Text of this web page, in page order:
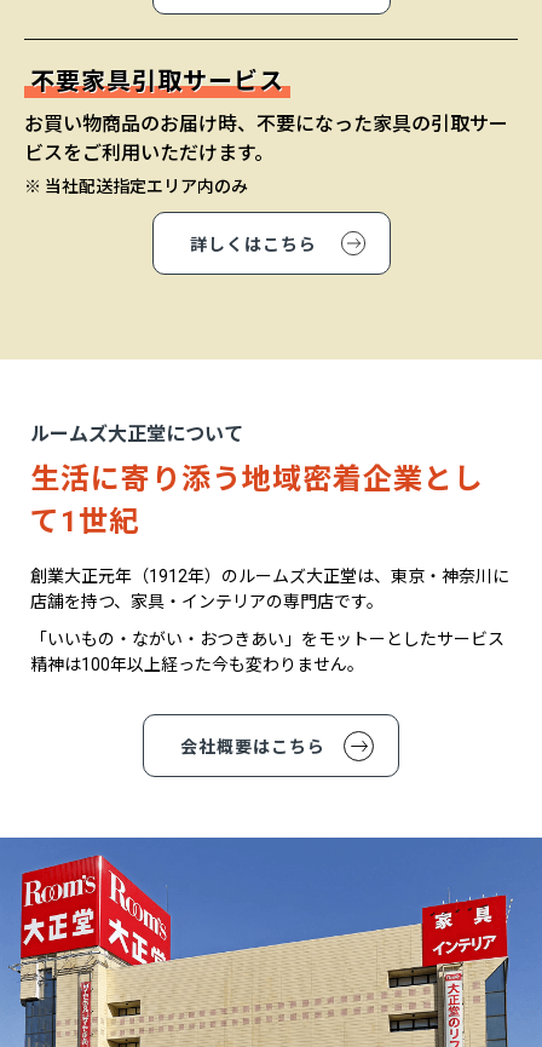
不要家具引取サービス
お買い物商品のお届け時、不要になった家具の引取サー
ビスをご利用いただけます。
※ 当社配送指定エリア内のみ
詳しくはこちら
ルームズ大正堂について
生活に寄り添う地域密着企業とし
て1世紀
創業大正元年（1912年）のルームズ大正堂は、東京・神奈川に
店舗を持つ、家具・インテリアの専門店です。
「いいもの・ながい・おつきあい」をモットーとしたサービス
精神は100年以上経った今も変わりません。
会社概要はこちら